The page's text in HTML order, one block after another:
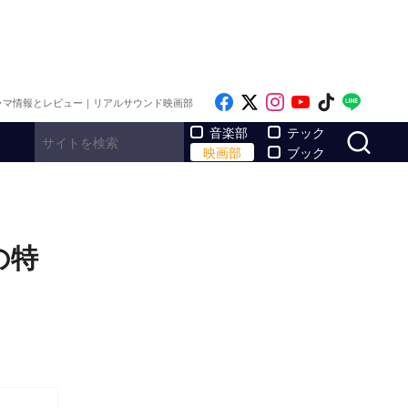
情報とレビュー｜リアルサウンド映画部 Like on Facebook
Follow on x
Follow on
Follow on
Follow
音楽部
映画部
テック
ブック
特